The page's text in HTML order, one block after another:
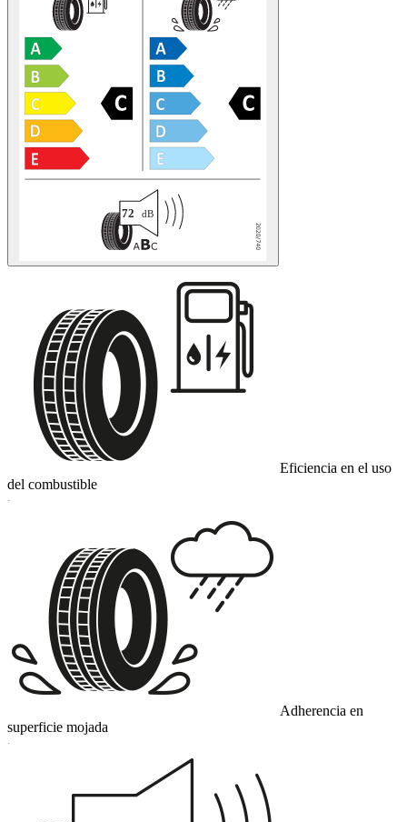
Eficiencia en el uso
del combustible
C
Adherencia en
superficie mojada
C